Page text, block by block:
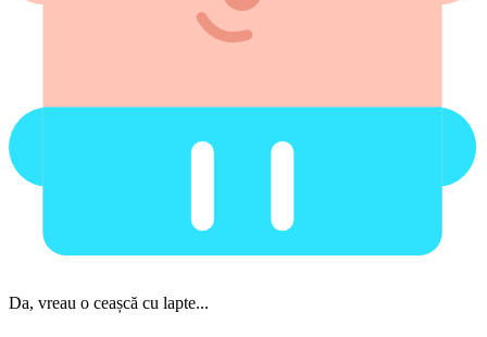
Da, vreau o ceașcă cu lapte...